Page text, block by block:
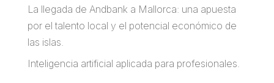
La llegada de Andbank a Mallorca: una apuesta
por el talento local y el potencial económico de
las islas.
Inteligencia artificial aplicada para profesionales.